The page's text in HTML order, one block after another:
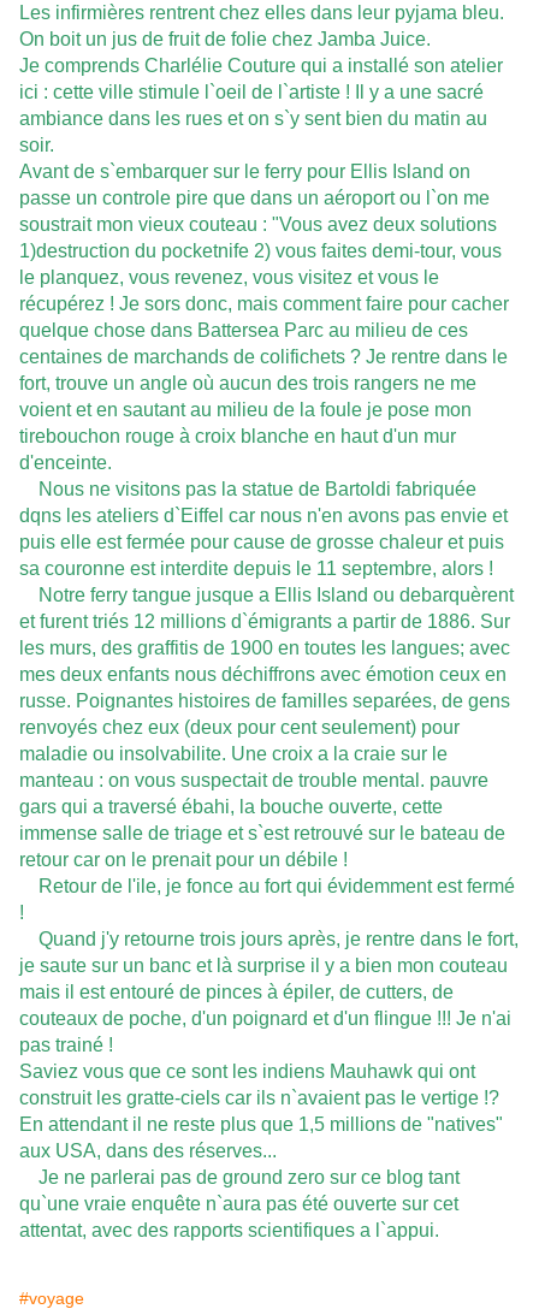
Les infirmières rentrent chez elles dans leur pyjama bleu.
On boit un jus de fruit de folie chez Jamba Juice.
Je comprends Charlélie Couture qui a installé son atelier
ici : cette ville stimule l`oeil de l`artiste ! Il y a une sacré
ambiance dans les rues et on s`y sent bien du matin au
soir.
Avant de s`embarquer sur le ferry pour Ellis Island on
passe un controle pire que dans un aéroport ou l`on me
soustrait mon vieux couteau : "Vous avez deux solutions
1)destruction du pocketnife 2) vous faites demi-tour, vous
le planquez, vous revenez, vous visitez et vous le
récupérez ! Je sors donc, mais comment faire pour cacher
quelque chose dans Battersea Parc au milieu de ces
centaines de marchands de colifichets ? Je rentre dans le
fort, trouve un angle où aucun des trois rangers ne me
voient et en sautant au milieu de la foule je pose mon
tirebouchon rouge à croix blanche en haut d'un mur
d'enceinte.
Nous ne visitons pas la statue de Bartoldi fabriquée
dqns les ateliers d`Eiffel car nous n'en avons pas envie et
puis elle est fermée pour cause de grosse chaleur et puis
sa couronne est interdite depuis le 11 septembre, alors !
Notre ferry tangue jusque a Ellis Island ou debarquèrent
et furent triés 12 millions d`émigrants a partir de 1886. Sur
les murs, des graffitis de 1900 en toutes les langues; avec
mes deux enfants nous déchiffrons avec émotion ceux en
russe. Poignantes histoires de familles separées, de gens
renvoyés chez eux (deux pour cent seulement) pour
maladie ou insolvabilite. Une croix a la craie sur le
manteau : on vous suspectait de trouble mental. pauvre
gars qui a traversé ébahi, la bouche ouverte, cette
immense salle de triage et s`est retrouvé sur le bateau de
retour car on le prenait pour un débile !
Retour de l'ile, je fonce au fort qui évidemment est fermé
!
Quand j'y retourne trois jours après, je rentre dans le fort,
je saute sur un banc et là surprise il y a bien mon couteau
mais il est entouré de pinces à épiler, de cutters, de
couteaux de poche, d'un poignard et d'un flingue !!! Je n'ai
pas trainé !
Saviez vous que ce sont les indiens Mauhawk qui ont
construit les gratte-ciels car ils n`avaient pas le vertige !?
En attendant il ne reste plus que 1,5 millions de "natives"
aux USA, dans des réserves...
Je ne parlerai pas de ground zero sur ce blog tant
qu`une vraie enquête n`aura pas été ouverte sur cet
attentat, avec des rapports scientifiques a l`appui.
#voyage